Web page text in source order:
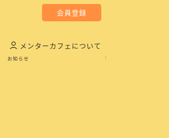
会員登録
メンターカフェについて
お知らせ